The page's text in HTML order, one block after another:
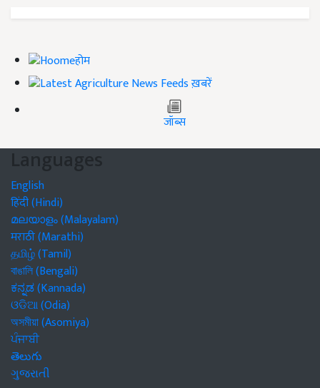
होम
ख़बरें
जॉब्स
Languages
English
हिंदी (Hindi)
മലയാളം (Malayalam)
मराठी (Marathi)
தமிழ் (Tamil)
বাঙালি (Bengali)
ಕನ್ನಡ (Kannada)
ଓଡିଆ (Odia)
অসমীয়া (Asomiya)
ਪੰਜਾਬੀ
తెలుగు
ગુજરાતી